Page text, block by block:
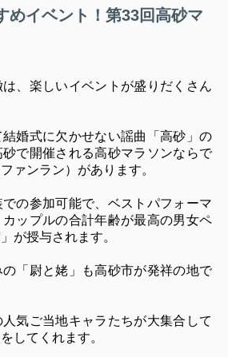
めイベント！第33回高砂マ
、楽しいイベントが盛りだくさん
婚式に欠かせない謡曲「高砂」の
で開催される高砂マラソンならで
ァンラン）があります。
の参加可能で、ベストパフォーマ
ップルの合計年齢が最高の男女ペ
が授与されます。
「尉と姥」も高砂市が発祥の地で
気ご当地キャラたちが大集合して
してくれます。